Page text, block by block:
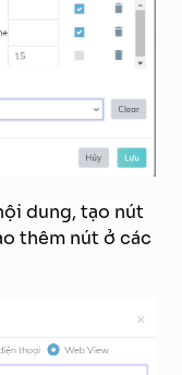
dung, tạo nút
thêm nút ở các